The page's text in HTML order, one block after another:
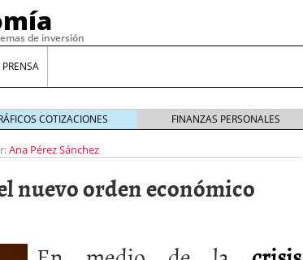
de inversión
COTIZACIONES FINANZAS PERSONALES
Ana Pérez Sánchez
nuevo orden económico